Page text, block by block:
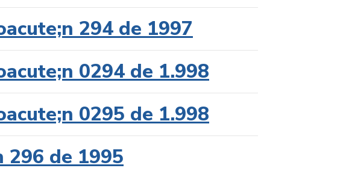
294 de 1997
0294 de 1.998
0295 de 1.998
296 de 1995